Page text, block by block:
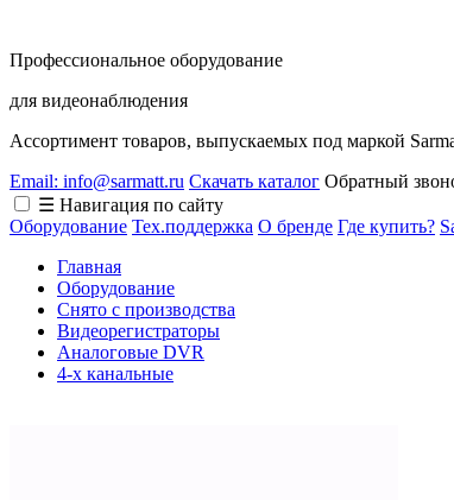
Профессиональное оборудование
для видеонаблюдения
Ассортимент товаров, выпускаемых под маркой
Email: info@sarmatt.ru Скачать каталог Обратный
☰ Навигация по сайту
Оборудование Тех.поддержка О бренде Где купить?
Главная
Оборудование
Снято с производства
Видеорегистраторы
Аналоговые DVR
4-х канальные